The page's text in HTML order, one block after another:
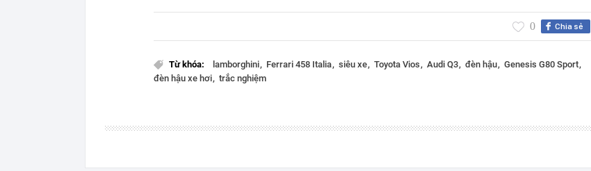
Chia sẻ
0
Từ khóa: lamborghini Ferrari 458 Italia siêu xe Toyota Vios Audi Q3 đèn hậu Genesis G80 Sport
đèn hậu xe hơi trắc nghiệm